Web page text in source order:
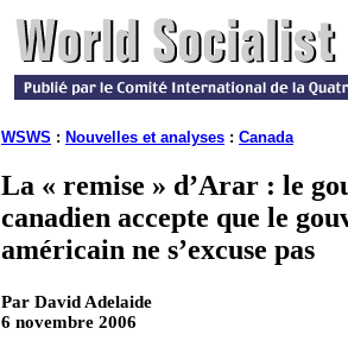
WSWS : Nouvelles et analyses : Canada
La « remise » d’Arar : le
canadien accepte que le
américain ne s’excuse pas
Par David Adelaide
6 novembre 2006